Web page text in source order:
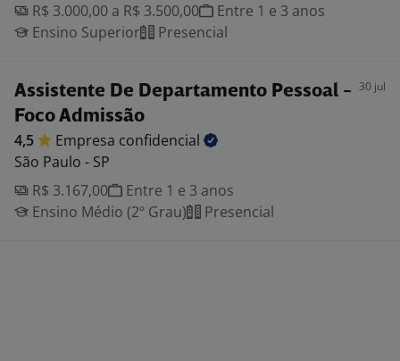
R$ 3.000,00 a R$ 3.500,00
Entre 1 e 3 anos
Ensino Superior
Presencial
Assistente De Departamento Pessoal -
Foco Admissão
30 jul
4,5 Empresa confidencial
São Paulo - SP
R$ 3.167,00
Entre 1 e 3 anos
Ensino Médio (2º Grau)
Presencial